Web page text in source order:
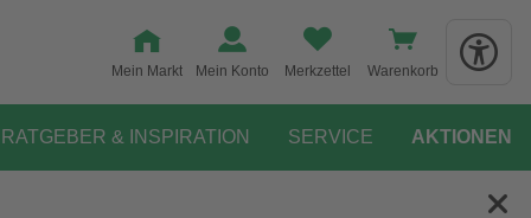
Mein Markt Mein Konto Merkzettel Warenkorb
RATGEBER & INSPIRATION SERVICE AKTIONEN